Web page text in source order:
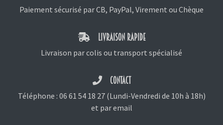
Paiement sécurisé par CB, PayPal, Virement ou Chèque
LIVRAISON RAPIDE
Livraison par colis ou transport spécialisé
CONTACT
Téléphone : 06 61 54 18 27(Lundi-Vendredi de 10h à 18h)
et par email